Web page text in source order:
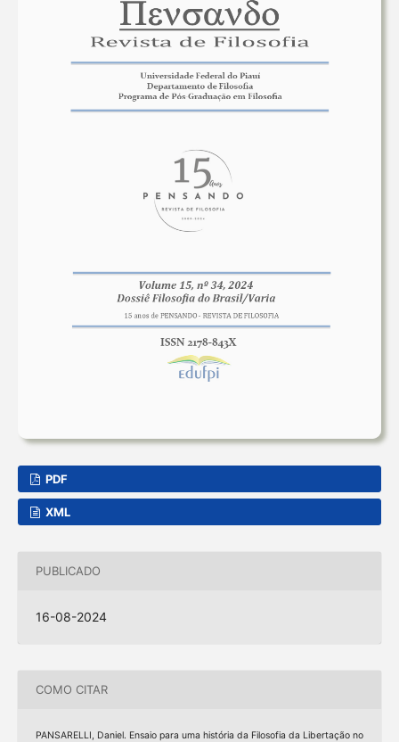
PDF
XML
PUBLICADO
16-08-2024
COMO CITAR
PANSARELLI, Daniel. Ensaio para uma história da Filosofia da Libertação no